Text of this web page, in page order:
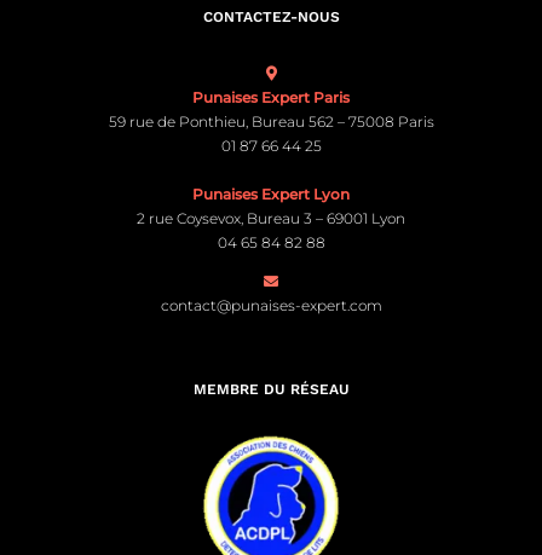
CONTACTEZ-NOUS
Punaises Expert Paris
59 rue de Ponthieu, Bureau 562 – 75008 Paris
01 87 66 44 25
Punaises Expert Lyon
2 rue Coysevox, Bureau 3 – 69001 Lyon
04 65 84 82 88
contact@punaises-expert.com
MEMBRE DU RÉSEAU